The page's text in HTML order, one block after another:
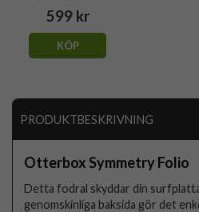
599 kr
KÖP
PRODUKTBESKRIVNING
Otterbox Symmetry Folio
Detta fodral skyddar din
genomskinliga baksida gör det